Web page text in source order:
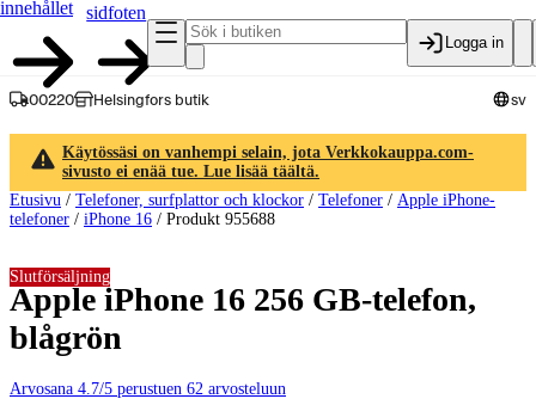
innehållet
sidfoten
Logga in
00220 Helsingfors butik sv
Käytössäsi on vanhempi selain, jota Verkkokauppa.com-
sivusto ei enää tue. Lue lisää täältä.
Etusivu / Telefoner, surfplattor och klockor / Telefoner / Apple iPhone-
telefoner / iPhone 16 / Produkt 955688
Apple iPhone 16 256 GB-telefon,
blågrön
Arvosana 4.7/5 perustuen 62 arvosteluun
Slutförsäljning